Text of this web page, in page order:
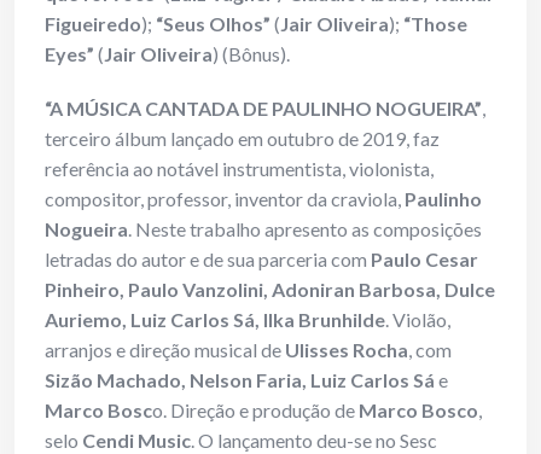
Figueiredo); “Seus Olhos” (Jair Oliveira); “Those
Eyes” (Jair Oliveira) (Bônus).
“A MÚSICA CANTADA DE PAULINHO NOGUEIRA”,
terceiro álbum lançado em outubro de 2019, faz
referência ao notável instrumentista, violonista,
compositor, professor, inventor da craviola, Paulinho
Nogueira. Neste trabalho apresento as composições
letradas do autor e de sua parceria com Paulo Cesar
Pinheiro, Paulo Vanzolini, Adoniran Barbosa, Dulce
Auriemo, Luiz Carlos Sá, Ilka Brunhilde. Violão,
arranjos e direção musical de Ulisses Rocha, com
Sizão Machado, Nelson Faria, Luiz Carlos Sá e
Marco Bosco. Direção e produção de Marco Bosco,
selo Cendi Music. O lançamento deu-se no Sesc